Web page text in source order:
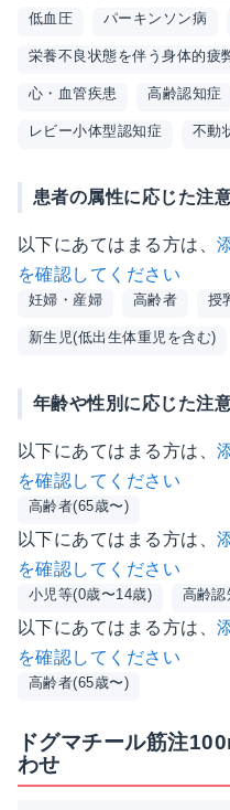
低血圧 パーキンソン病
栄養不良状態を伴う身体的疲
心・血管疾患 高齢認知症
レビー小体型認知症 不動
患者の属性に応じた注
以下にあてはまる方は、
を確認してください
妊婦・産婦 高齢者 授
新生児(低出生体重児を含む)
年齢や性別に応じた注
以下にあてはまる方は、
を確認してください
高齢者(65歳〜)
以下にあてはまる方は、
を確認してください
小児等(0歳〜14歳) 高齢認
以下にあてはまる方は、
を確認してください
高齢者(65歳〜)
ドグマチール筋注
わせ